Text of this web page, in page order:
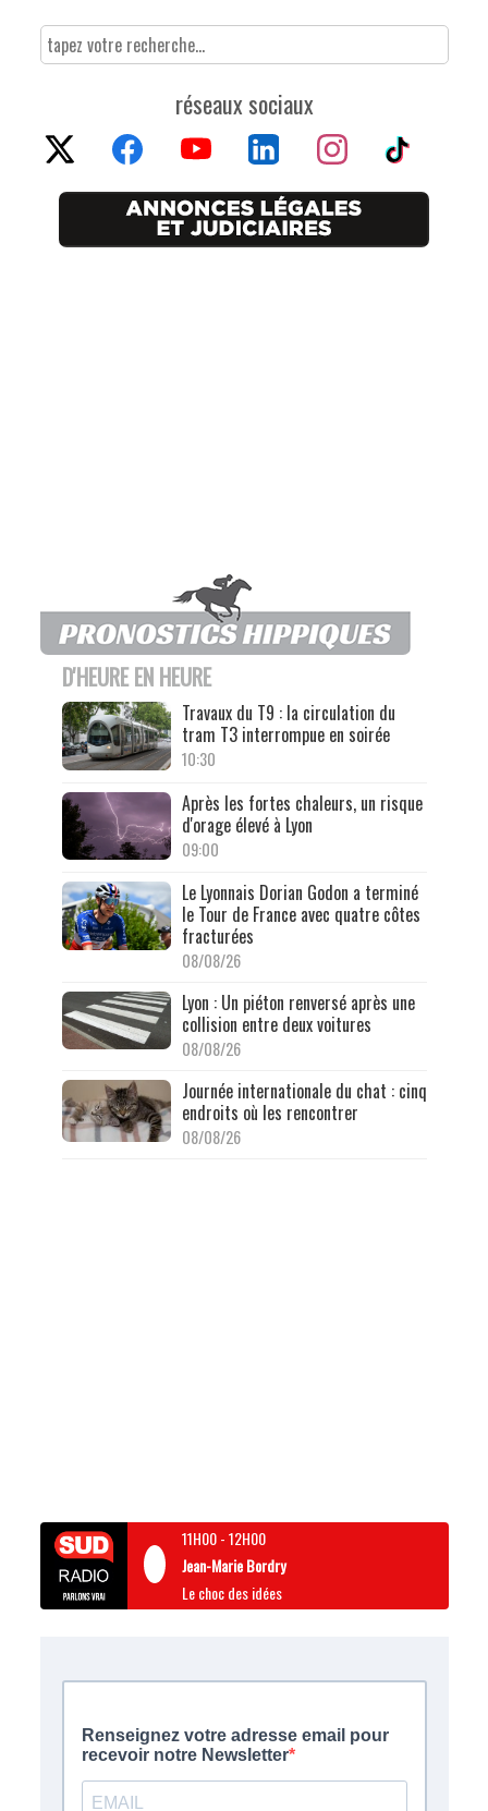
réseaux sociaux
D'HEURE EN HEURE
Travaux du T9 : la circulation du
tram T3 interrompue en soirée
10:30
Après les fortes chaleurs, un risque
d'orage élevé à Lyon
09:00
Le Lyonnais Dorian Godon a terminé
le Tour de France avec quatre côtes
fracturées
08/08/26
Lyon : Un piéton renversé après une
collision entre deux voitures
08/08/26
Journée internationale du chat : cinq
endroits où les rencontrer
08/08/26
11H00-12H00
Jean-Marie Bordry
Le choc des idées